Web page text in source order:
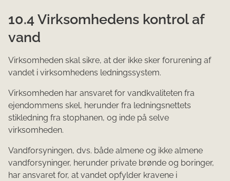
10.4 Virksomhedens kontrol af
vand
Virksomheden skal sikre, at der ikke sker forurening af
vandet i virksomhedens ledningssystem.
Virksomheden har ansvaret for vandkvaliteten fra
ejendommens skel, herunder fra ledningsnettets
stikledning fra stophanen, og inde på selve
virksomheden.
Vandforsyningen, dvs. både almene og ikke almene
vandforsyninger, herunder private brønde og boringer,
har ansvaret for, at vandet opfylder kravene i